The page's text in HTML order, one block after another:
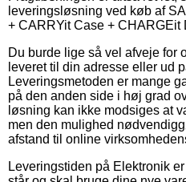
leveringsløsning ved køb af
+ CARRYit Case + CHARGEit
Du burde lige så vel afveje for
leveret til din adresse eller ud
Leveringsmetoden er mange
på den anden side i høj grad
løsning kan ikke modsiges at
men den mulighed
afstand til online
Leveringstiden på Elektronik